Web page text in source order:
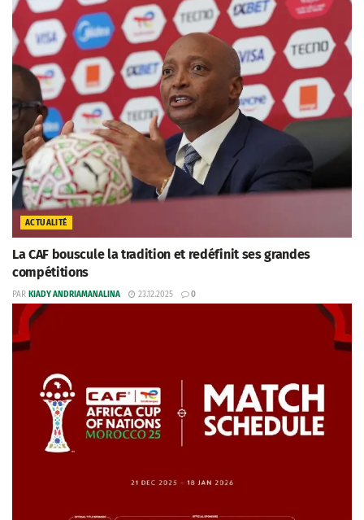
ACTUALITÉ
La CAF bouscule la tradition et redéfinit ses grandes
compétitions
PAR KIADY ANDRIAMANALINA 23.12.2025 0